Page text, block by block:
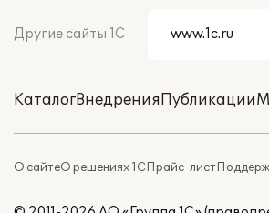
Другие сайты 1С
КаталогВнедренияПубликации
О сайтеО решениях 1СПрайс-лист